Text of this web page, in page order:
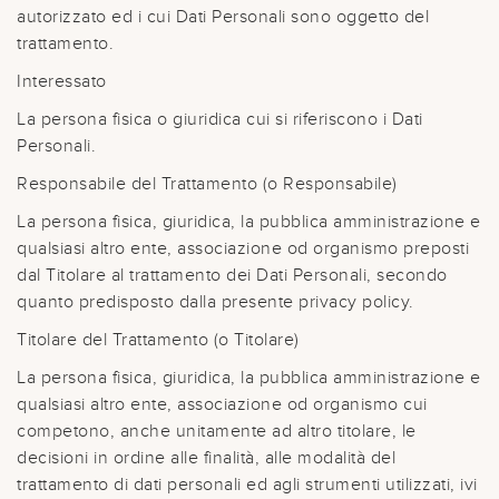
autorizzato ed i cui Dati Personali sono oggetto del
trattamento.
Interessato
La persona fisica o giuridica cui si riferiscono i Dati
Personali.
Responsabile del Trattamento (o Responsabile)
La persona fisica, giuridica, la pubblica amministrazione e
qualsiasi altro ente, associazione od organismo preposti
dal Titolare al trattamento dei Dati Personali, secondo
quanto predisposto dalla presente privacy policy.
Titolare del Trattamento (o Titolare)
La persona fisica, giuridica, la pubblica amministrazione e
qualsiasi altro ente, associazione od organismo cui
competono, anche unitamente ad altro titolare, le
decisioni in ordine alle finalità, alle modalità del
trattamento di dati personali ed agli strumenti utilizzati, ivi